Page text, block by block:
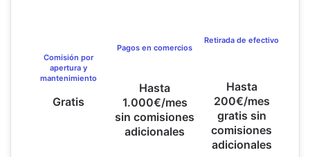
Comisión por
apertura y
mantenimiento
Gratis
Pagos en comercios
Hasta
1.000€/mes
sin comisiones
adicionales
Retirada de efectivo
Hasta
200€/mes
gratis sin
comisiones
adicionales